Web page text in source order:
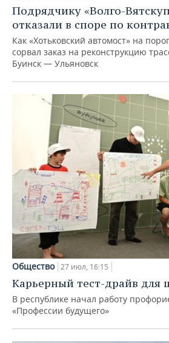
Подрядчику «Волго-
отказали в споре по
Как «Хотьковский автомост» на
сорвал заказ на реконструкцию
Буинск — Ульяновск
Общество 27 июл, 16:15
Карьерный тест-драйв для
В республике начал работу
«Профессии будущего»